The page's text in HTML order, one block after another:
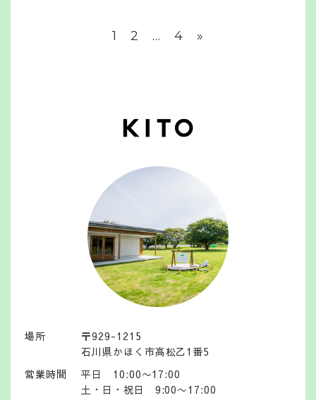
1 2 … 4 »
場所
〒929-1215
石川県かほく市高松乙1番5
営業時間
平日 10:00〜17:00
土・日・祝日 9:00〜17:00